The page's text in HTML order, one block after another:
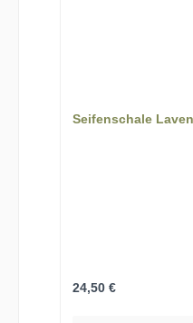
Seifenschale
Regulärer Preis:
24,50 €